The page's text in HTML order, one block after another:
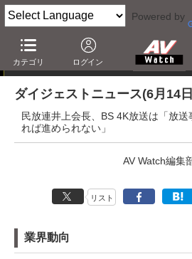
Powered by
カテゴリ ログイン
ダイジェストニュース
ダイジェストニュース(6月14
民放連井上会長、BS 4K放送は「放
れば進められない」
AV Watch編集
リスト
業界動向